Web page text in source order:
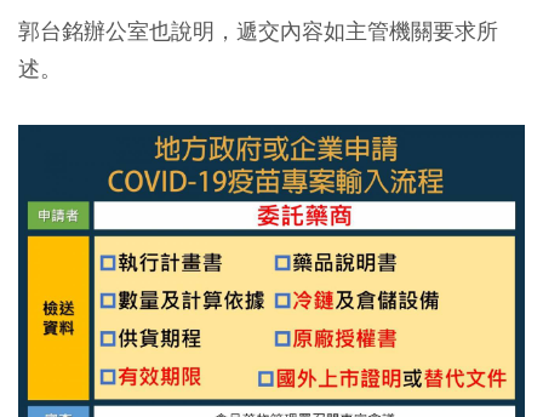
郭台銘辦公室也說明，遞交內容如主管機關要求所
述。